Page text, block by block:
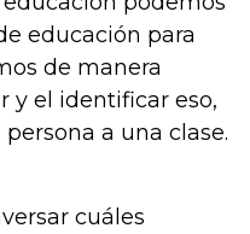
educación para
de manera
y el identificar eso,
a una clase.
cuáles